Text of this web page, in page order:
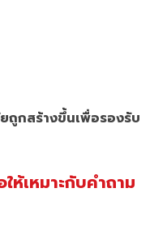
ถูกสร้างขึ้นเพื่อรองรับ
ห้เหมาะกับคำถาม